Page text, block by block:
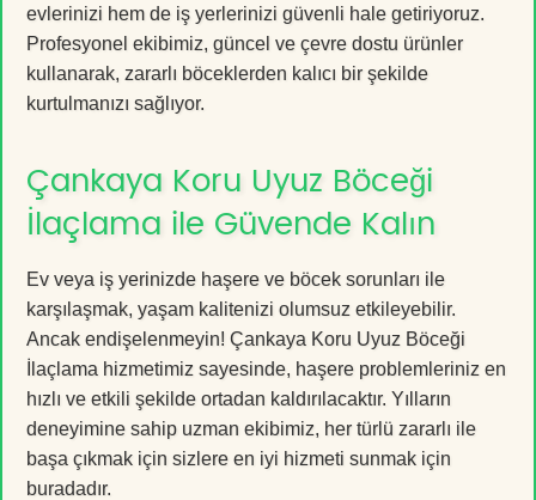
evlerinizi hem de iş yerlerinizi güvenli hale getiriyoruz.
Profesyonel ekibimiz, güncel ve çevre dostu ürünler
kullanarak, zararlı böceklerden kalıcı bir şekilde
kurtulmanızı sağlıyor.
Çankaya Koru Uyuz Böceği
İlaçlama ile Güvende Kalın
Ev veya iş yerinizde haşere ve böcek sorunları ile
karşılaşmak, yaşam kalitenizi olumsuz etkileyebilir.
Ancak endişelenmeyin! Çankaya Koru Uyuz Böceği
İlaçlama hizmetimiz sayesinde, haşere problemleriniz en
hızlı ve etkili şekilde ortadan kaldırılacaktır. Yılların
deneyimine sahip uzman ekibimiz, her türlü zararlı ile
başa çıkmak için sizlere en iyi hizmeti sunmak için
buradadır.